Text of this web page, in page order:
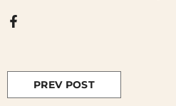
PREV POST